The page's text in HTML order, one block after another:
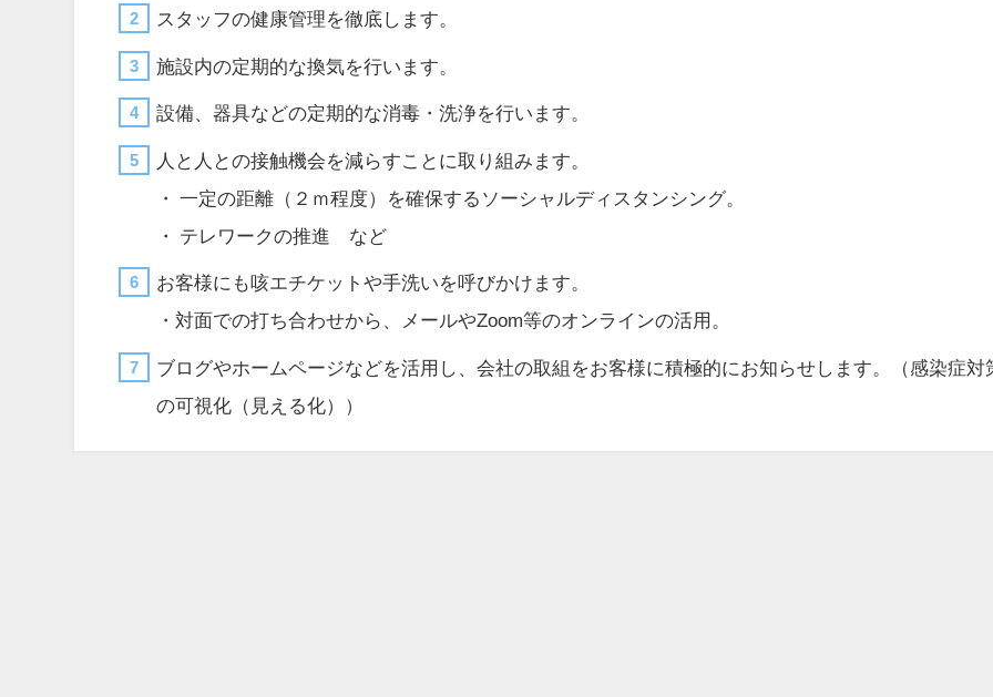
スタッフの健康管理を徹底します。
施設内の定期的な換気を行います。
設備、器具などの定期的な消毒・洗浄を行います。
人と人との接触機会を減らすことに取り組みます。
・ 一定の距離（２ｍ程度）を確保するソーシャルディスタンシング。
・ テレワークの推進 など
お客様にも咳エチケットや手洗いを呼びかけます。
・対面での打ち合わせから、メールやZoom等のオンラインの活用。
ブログやホームページなどを活用し、会社の取組をお客様に積極的にお知らせします。（感染症対
の可視化（見える化））